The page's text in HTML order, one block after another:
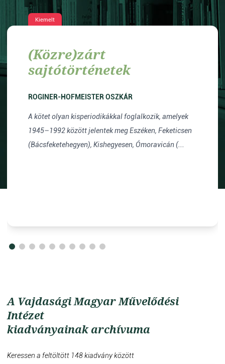
Kiemelt
(Közre)zárt
sajtótörténetek
ROGINER-HOFMEISTER OSZKÁR
A kötet olyan kisperiodikákkal foglalkozik, amelyek
1945–1992 között jelentek meg Eszéken, Feketicsen
(Bácsfeketehegyen), Kishegyesen, Ómoravicán (...
A Vajdasági Magyar Művelődési
Intézet
kiadványainak archívuma
Keressen a feltöltött 148 kiadvány között